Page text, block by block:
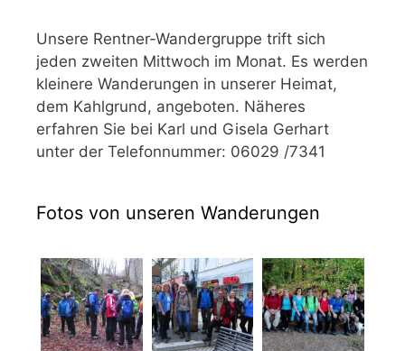
Unsere Rentner-Wandergruppe trift sich
jeden zweiten Mittwoch im Monat. Es werden
kleinere Wanderungen in unserer Heimat,
dem Kahlgrund, angeboten. Näheres
erfahren Sie bei Karl und Gisela Gerhart
unter der Telefonnummer: 06029 /7341
Fotos von unseren Wanderungen